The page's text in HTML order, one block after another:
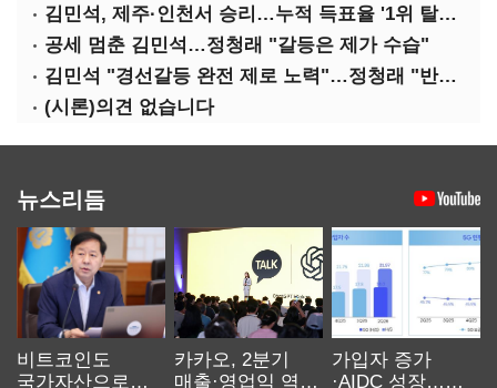
김민석, 제주·인천서 승리…누적 득표율 '1위 탈환'(종합)
공세 멈춘 김민석…정청래 "갈등은 제가 수습"
김민석 "경선갈등 완전 제로 노력"…정청래 "반명 공세 사과부터"
(시론)의견 없습니다
뉴스리듬
비트코인도
국가자산으로…'
카카오, 2분기
매출·영업익 역대
가입자 증가
·AIDC 성장…